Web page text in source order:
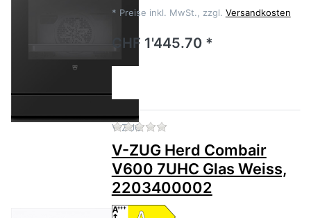
* Preise inkl. MwSt., zzgl. Versandkosten
CHF 1'445.70 *
V-ZUG Zu diesem Produkt liegen
V-ZUG Herd Combair
V600 7UHC Glas Weiss,
2203400002